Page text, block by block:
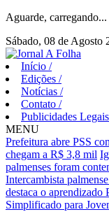
Aguarde, carregando...
Sábado, 08 de Agosto
Início /
Edições /
Notícias /
Contato /
Publicidades Legais
MENU
Prefeitura abre PSS
chegam a R$ 3,8 mil
palmenses foram
Intercambista
destaca o aprendizado
Simplificado para